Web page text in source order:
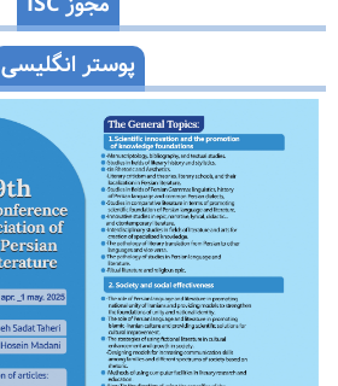
پوستر انگلیسی